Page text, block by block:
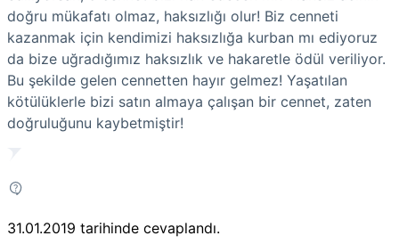
doğru mükafatı olmaz, haksızlığı olur! Biz cenneti
kazanmak için kendimizi haksızlığa kurban mı ediyoruz
da bize uğradığımız haksızlık ve hakaretle ödül veriliyor.
Bu şekilde gelen cennetten hayır gelmez! Yaşatılan
kötülüklerle bizi satın almaya çalışan bir cennet, zaten
doğruluğunu kaybetmiştir!
31.01.2019 tarihinde cevaplandı.